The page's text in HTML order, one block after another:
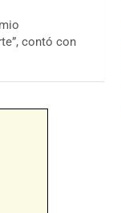
contó con